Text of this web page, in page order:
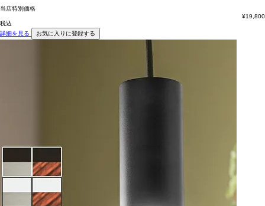
当店特別価格
¥19,800
税込
詳細を見る
お気に入りに登録する